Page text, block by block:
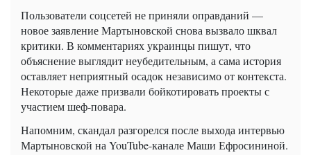
Пользователи соцсетей не приняли оправданий —
новое заявление Мартыновской снова вызвало шквал
критики. В комментариях украинцы пишут, что
объяснение выглядит неубедительным, а сама история
оставляет неприятный осадок независимо от контекста.
Некоторые даже призвали бойкотировать проекты с
участием шеф-повара.
Напомним, скандал разгорелся после выхода интервью
Мартыновской на YouTube-канале Маши Ефросининой.